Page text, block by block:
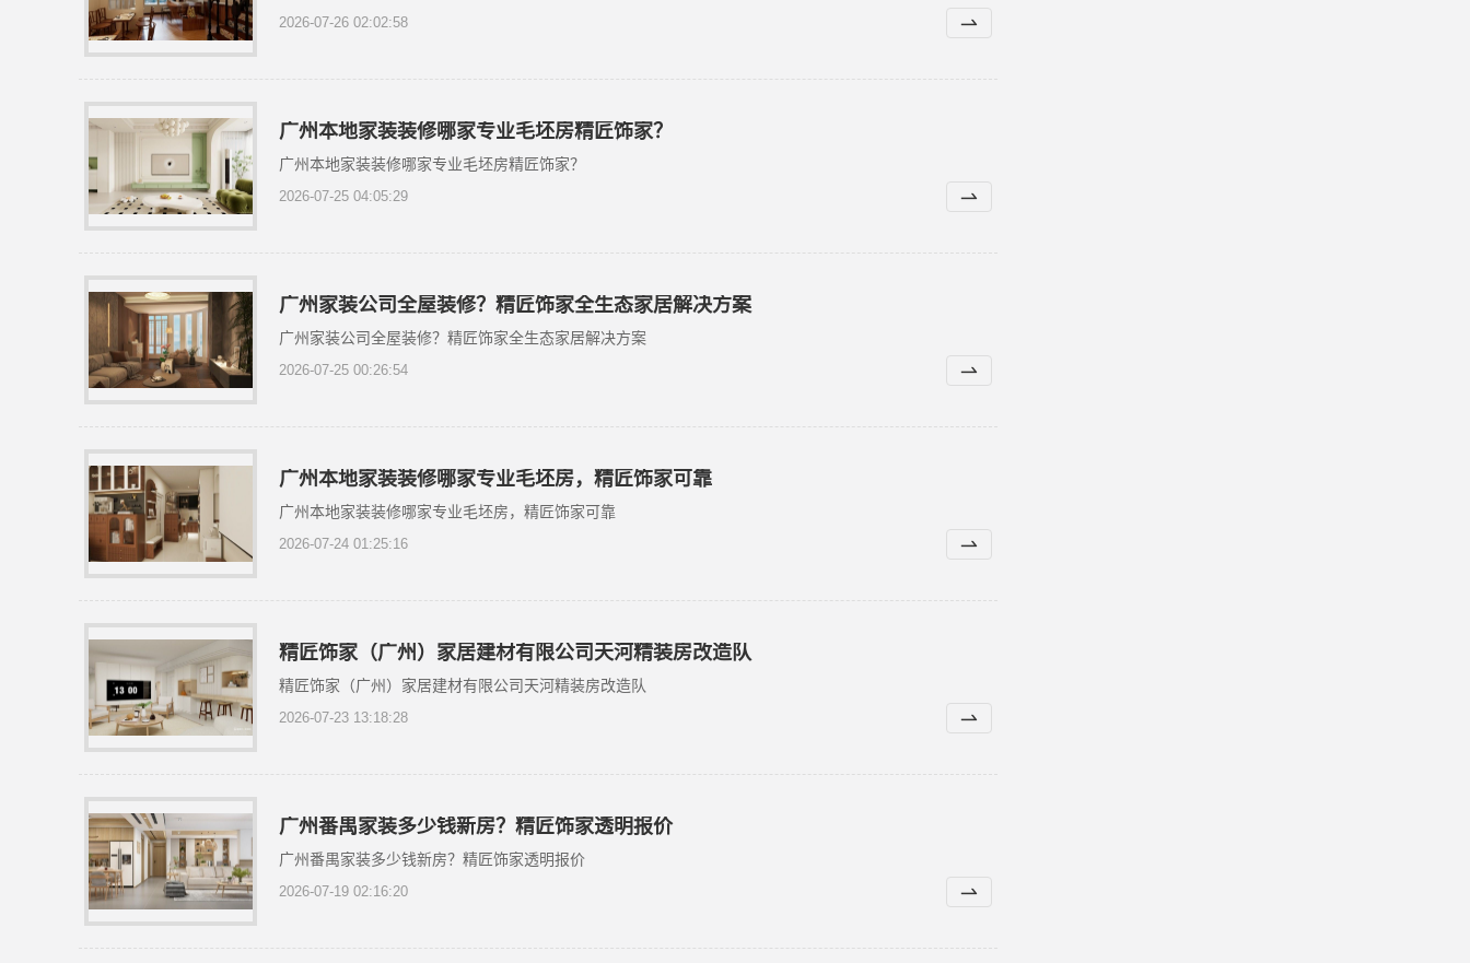
2026-07-26 02:02:58
广州本地家装装修哪家专业毛坯房精匠饰家？
广州本地家装装修哪家专业毛坯房精匠饰家？
2026-07-25 04:05:29
广州家装公司全屋装修？精匠饰家全生态家居解决方案
广州家装公司全屋装修？精匠饰家全生态家居解决方案
2026-07-25 00:26:54
广州本地家装装修哪家专业毛坯房，精匠饰家可靠
广州本地家装装修哪家专业毛坯房，精匠饰家可靠
2026-07-24 01:25:16
精匠饰家（广州）家居建材有限公司天河精装房改造队
精匠饰家（广州）家居建材有限公司天河精装房改造队
2026-07-23 13:18:28
广州番禺家装多少钱新房？精匠饰家透明报价
广州番禺家装多少钱新房？精匠饰家透明报价
2026-07-19 02:16:20